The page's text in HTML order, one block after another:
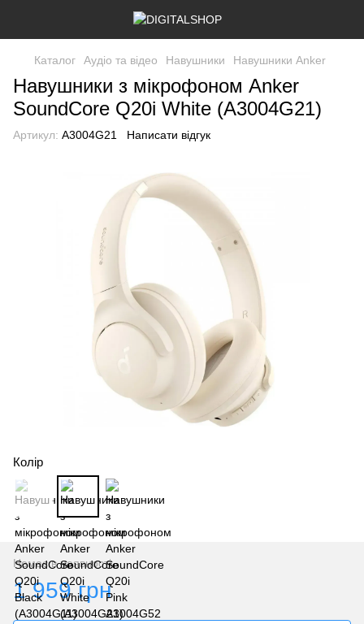
Каталог Аудіо та відео Навушники Навушники Anker
Навушники з мікрофоном Anker
SoundCore Q20i White (A3004G21)
Артикул: A3004G21 Написати відгук
Колір
Немає в наявності
1 959 грн